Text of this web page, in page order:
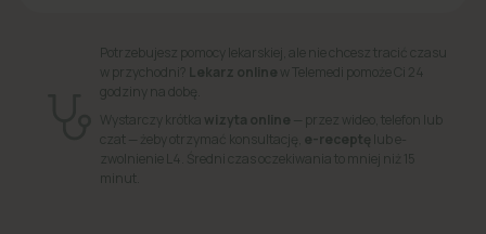
Potrzebujesz pomocy lekarskiej, ale nie chcesz tracić czasu
w przychodni? Lekarz online w Telemedi pomoże Ci 24
godziny na dobę.
Wystarczy krótka wizyta online — przez wideo, telefon lub
czat — żeby otrzymać konsultację, e-receptę lub e-
zwolnienie L4. Średni czas oczekiwania to mniej niż 15
minut.